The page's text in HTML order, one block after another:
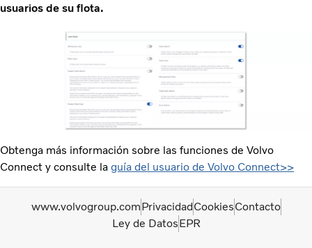
usuarios de su flota.
Obtenga más información sobre las funciones de Volvo
Connect y consulte la guía del usuario de Volvo Connect>>
www.volvogroup.comPrivacidadCookiesContacto
Ley de DatosEPR